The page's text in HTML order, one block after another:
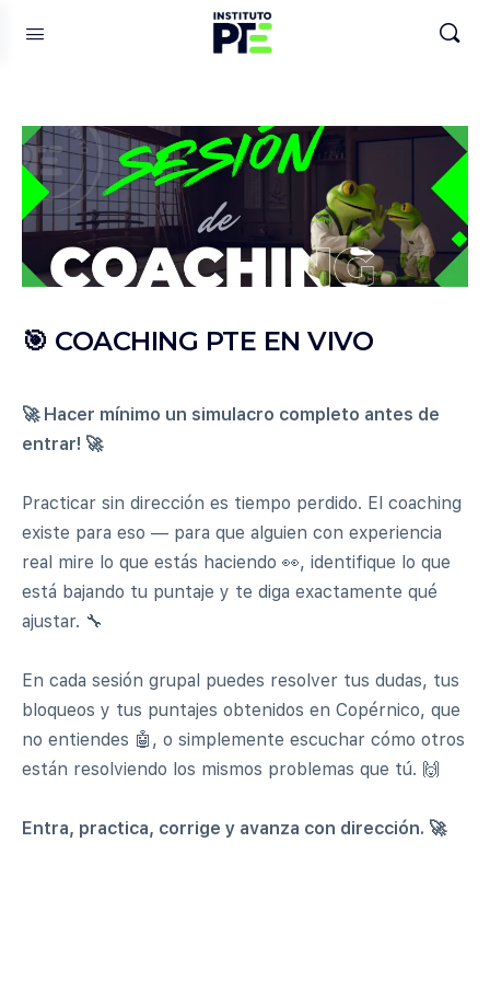
🎯 COACHING PTE EN VIVO
🚀 Hacer mínimo un simulacro completo antes de
entrar! 🚀
Practicar sin dirección es tiempo perdido. El coaching
existe para eso — para que alguien con experiencia
real mire lo que estás haciendo 👀, identifique lo que
está bajando tu puntaje y te diga exactamente qué
ajustar. 🔧
En cada sesión grupal puedes resolver tus dudas, tus
bloqueos y tus puntajes obtenidos en Copérnico, que
no entiendes 🤖, o simplemente escuchar cómo otros
están resolviendo los mismos problemas que tú. 🙌
Entra, practica, corrige y avanza con dirección. 🚀